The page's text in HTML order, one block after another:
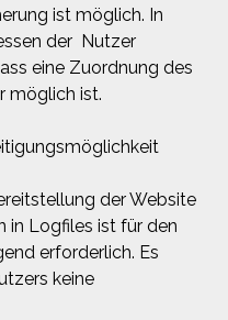
ist möglich. In
der Nutzer
eine Zuordnung des
möglich ist.
der Website
in Logfiles ist für den
erforderlich. Es
keine